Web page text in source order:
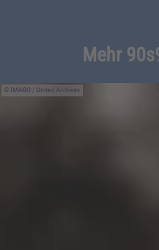
Mehr
IMAGO / United Archives